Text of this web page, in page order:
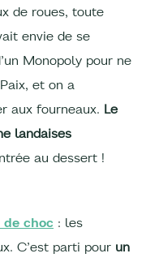
de roues, toute
envie de se
Monopoly pour ne
et on a
aux fourneaux. Le
landaises
au dessert !
choc : les
C’est parti pour un